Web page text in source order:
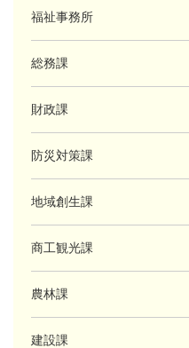
福祉事務所
総務課
財政課
防災対策課
地域創生課
商工観光課
農林課
建設課